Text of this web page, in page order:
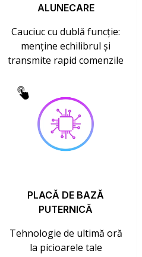
ALUNECARE
Cauciuc cu dublă funcție:
menține echilibrul și
transmite rapid comenzile
PLACĂ DE BAZĂ
PUTERNICĂ
Tehnologie de ultimă oră
la picioarele tale